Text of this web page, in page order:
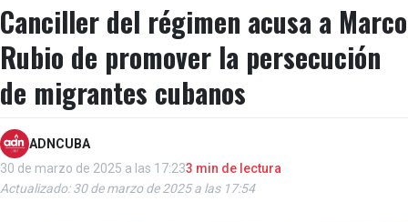
Canciller del régimen acusa a Marco
Rubio de promover la persecución
de migrantes cubanos
ADNCUBA
30 de marzo de 2025 a las 17:233 min de lectura
Actualizado: 30 de marzo de 2025 a las 17:54